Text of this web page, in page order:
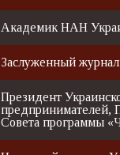
Академик НАН
Заслуженный
Президент
предпринимателей,
Совета программы